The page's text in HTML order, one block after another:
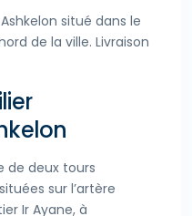
situé dans le
de la ville. Livraison
de deux tours
sur l’artère
Ir Ayane, à